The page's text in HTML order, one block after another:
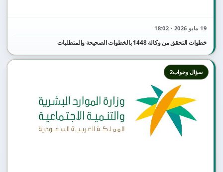
19 مايو 2026 · 18:02
خطوات التحقق من وكالة 1448 بالخطوات الصحيحة والمتطلبات
سؤال وجواب2